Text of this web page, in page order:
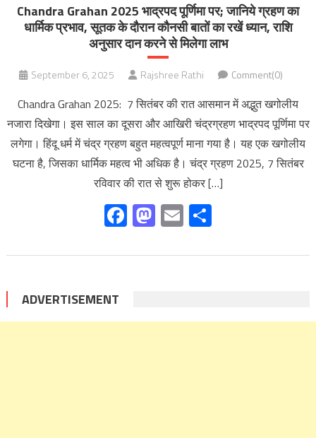
Chandra Grahan 2025 भाद्रपद पूर्णिमा पर; जानिये ग्रहण का
धार्मिक प्रभाव, सूतक के दौरान कौनसी बातों का रखें ध्यान, राशि
अनुसार दान करने से मिलेगा लाभ
September 6, 2025 Rajshree Rathi Comment(0)
Chandra Grahan 2025: 7 सितंबर की रात आसमान में अद्भुत खगोलीय
नजारा दिखेगा। इस साल का दूसरा और आखिरी चंद्रग्रहण भाद्रपद पूर्णिमा पर
लगेगा। हिंदू धर्म में चंद्र ग्रहण बहुत महत्वपूर्ण माना गया है। यह एक खगोलीय
घटना है, जिसका धार्मिक महत्व भी अधिक है। चंद्र ग्रहण 2025, 7 सितंबर
रविवार की रात से शुरू होकर […]
Facebook
Mastodon
Email
ADVERTISEMENT